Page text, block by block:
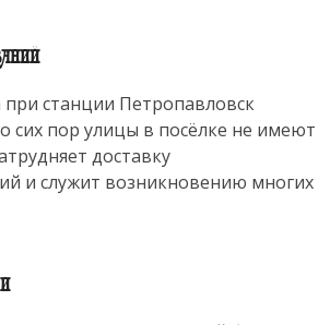
станции Петропавловск
сих пор улицы в посёлке не имеют
доставку
и служит возникновению многих